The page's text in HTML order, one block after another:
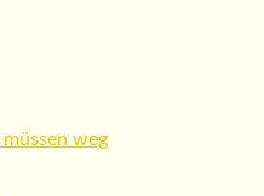
weg